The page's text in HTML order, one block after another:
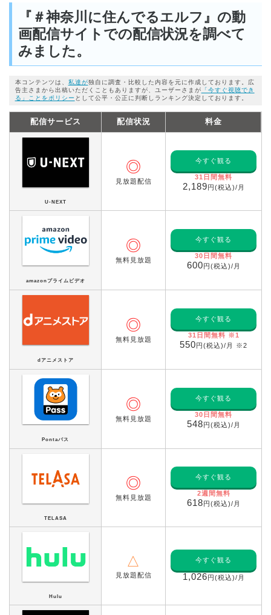
『＃神奈川に住んでるエルフ』の動
画配信サイトでの配信状況を調べて
みました。
本コンテンツは、 私達が独自に調査・比較した内容を元に作成しております。広
告主さまから出稿いただくこともありますが、ユーザーさまが 「今すぐ視聴でき
る」ことをポリシー として公平・公正に判断しランキング決定しております。
配信サービス 配信状況 料金
U-NEXT
◎
見放題配信
今すぐ観る
31日間無料
2,189円(税込)/月
amazonプライムビデオ
◎
無料見放題
今すぐ観る
30日間無料
600円(税込)/月
dアニメストア
◎
無料見放題
今すぐ観る
31日間無料 ※1
550円(税込)/月 ※2
Pontaパス
◎
無料見放題
今すぐ観る
30日間無料
548円(税込)/月
TELASA
◎
無料見放題
今すぐ観る
2週間無料
618円(税込)/月
Hulu
△
見放題配信
今すぐ観る
1,026円(税込)/月